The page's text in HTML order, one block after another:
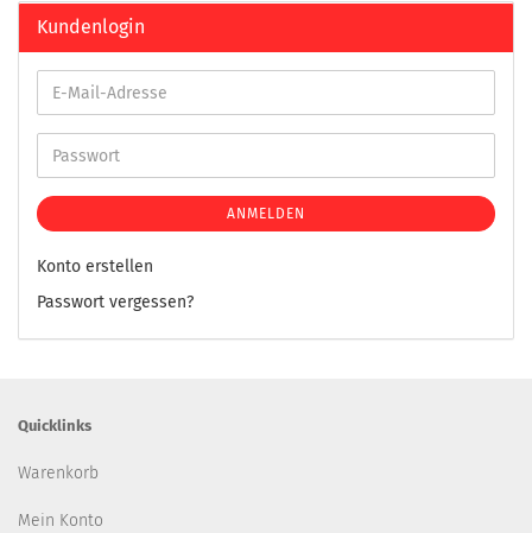
Kundenlogin
ANMELDEN
Konto erstellen
Passwort vergessen?
Quicklinks
Warenkorb
Mein Konto